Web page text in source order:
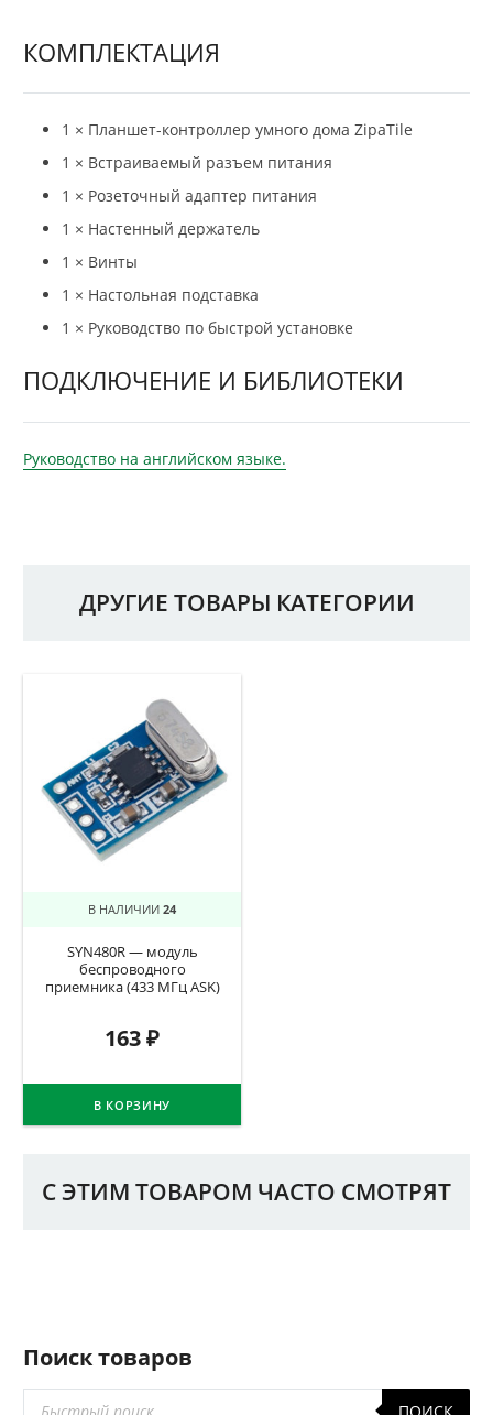
КОМПЛЕКТАЦИЯ
1 × Планшет-контроллер умного дома ZipaTile
1 × Встраиваемый разъем питания
1 × Розеточный адаптер питания
1 × Настенный держатель
1 × Винты
1 × Настольная подставка
1 × Руководство по быстрой установке
ПОДКЛЮЧЕНИЕ И БИБЛИОТЕКИ
Руководство на английском языке.
ДРУГИЕ ТОВАРЫ КАТЕГОРИИ
В НАЛИЧИИ 24
SYN480R — модуль
беспроводного
приемника (433 МГц ASK)
163₽
В КОРЗИНУ
С ЭТИМ ТОВАРОМ ЧАСТО СМОТРЯТ
Поиск товаров
ПОИСК